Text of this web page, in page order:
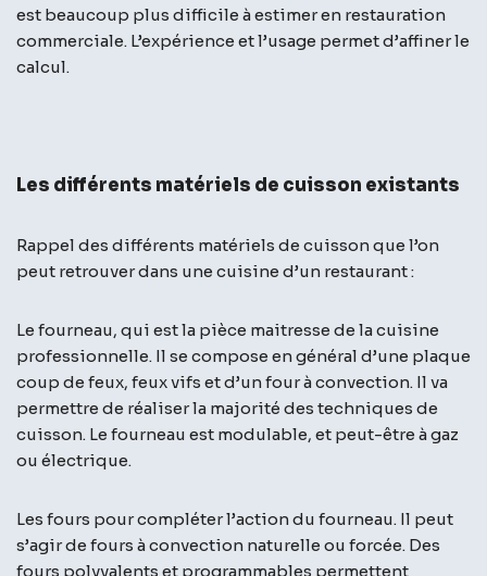
est beaucoup plus difficile à estimer en restauration
commerciale. L’expérience et l’usage permet d’affiner le
calcul.
Les différents matériels de cuisson existants
Rappel des différents matériels de cuisson que l’on
peut retrouver dans une cuisine d’un restaurant :
Le fourneau, qui est la pièce maitresse de la cuisine
professionnelle. Il se compose en général d’une plaque
coup de feux, feux vifs et d’un four à convection. Il va
permettre de réaliser la majorité des techniques de
cuisson. Le fourneau est modulable, et peut-être à gaz
ou électrique.
Les fours pour compléter l’action du fourneau. Il peut
s’agir de fours à convection naturelle ou forcée. Des
fours polyvalents et programmables permettent